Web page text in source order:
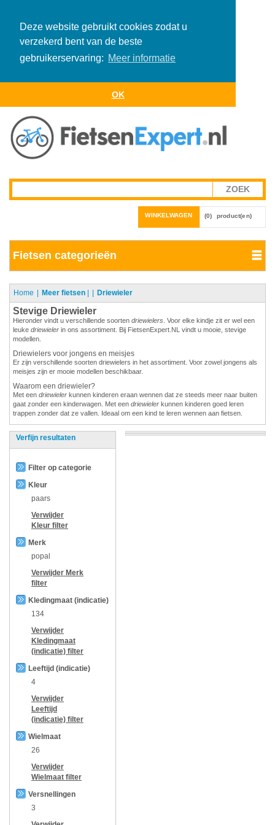
Deze website gebruikt cookies zodat u
verzekerd bent van de beste
gebruikerservaring: Meer informatie
OK
WINKELWAGEN (0) product(en)
Fietsen categorieën
Home Meer fietsen | Driewieler
Stevige Driewieler
Hieronder vindt u verschillende soorten driewielers . Voor elke kindje zit er wel een
leuke driewieler in ons assortiment. Bij FietsenExpert.NL vindt u mooie, stevige
modellen.
Driewielers voor jongens en meisjes
Er zijn verschillende soorten driewielers in het assortiment. Voor zowel jongens als
meisjes zijn er mooie modellen beschikbaar.
Waarom een driewieler?
Met een driewieler kunnen kinderen eraan wennen dat ze steeds meer naar buiten
gaat zonder een kinderwagen. Met een driewieler kunnen kinderen goed leren
trappen zonder dat ze vallen. Ideaal om een kind te leren wennen aan fietsen.
Verfijn resultaten
Filter op categorie
Kleur
paars
Verwijder
Kleur filter
Merk
popal
Verwijder Merk
filter
Kledingmaat (indicatie)
134
Verwijder
Kledingmaat
(indicatie) filter
Leeftijd (indicatie)
4
Verwijder
Leeftijd
(indicatie) filter
Wielmaat
26
Verwijder
Wielmaat filter
Versnellingen
3